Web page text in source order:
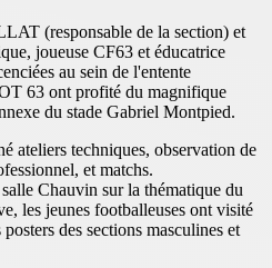
(responsable de la section) et
joueuse CF63 et éducatrice
au sein de l'entente
63 ont profité du magnifique
du stade Gabriel Montpied.
ateliers techniques, observation de
et matchs.
Chauvin sur la thématique du
les jeunes footballeuses ont visité
des sections masculines et